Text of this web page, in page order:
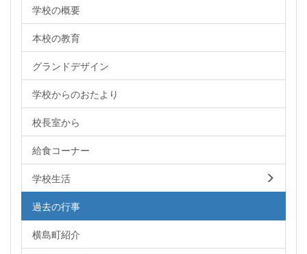
学校の概要
本校の教育
グランドデザイン
学校からのおたより
校長室から
給食コーナー
学校生活
過去の行事
横島町紹介